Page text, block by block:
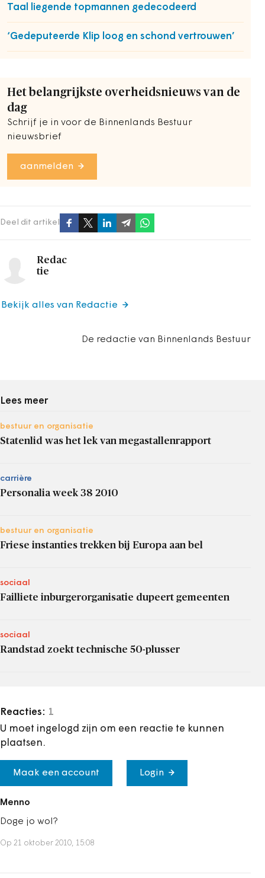
Taal liegende topmannen gedecodeerd
‘Gedeputeerde Klip loog en schond vertrouwen’
Het belangrijkste overheidsnieuws van de
dag
Schrijf je in voor de Binnenlands Bestuur
nieuwsbrief
aanmelden
Deel dit artikel
Redac
tie
De redactie van Binnenlands Bestuur
Bekijk alles van Redactie
Lees meer
bestuur en organisatie
Statenlid was het lek van megastallenrapport
carrière
Personalia week 38 2010
bestuur en organisatie
Friese instanties trekken bij Europa aan bel
sociaal
Failliete inburgerorganisatie dupeert gemeenten
sociaal
Randstad zoekt technische 50-plusser
Reacties: 1
U moet ingelogd zijn om een reactie te kunnen
plaatsen.
Maak een account Login
Menno
Doge jo wol?
Op 21 oktober 2010, 15:08